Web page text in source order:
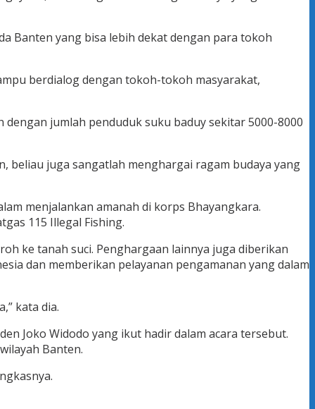
Banten yang bisa lebih dekat dengan para tokoh
berdialog dengan tokoh-tokoh masyarakat,
jumlah penduduk suku baduy sekitar 5000-8000
beliau juga sangatlah menghargai ragam budaya yang
menjalankan amanah di korps Bhayangkara.
115 Illegal Fishing.
ke tanah suci. Penghargaan lainnya juga diberikan
dan memberikan pelayanan pengamanan yang dalam
kata dia.
Joko Widodo yang ikut hadir dalam acara tersebut.
Banten.